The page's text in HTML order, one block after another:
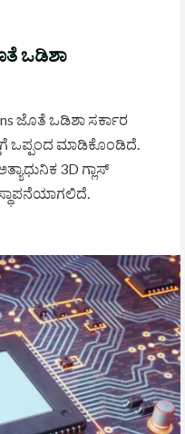
ಒಡಿಶಾ
ಜೊತೆ ಒಡಿಶಾ ಸರ್ಕಾರ
ಒಪ್ಪಂದ ಮಾಡಿಕೊಂಡಿದೆ.
3D ಗ್ಲಾಸ್